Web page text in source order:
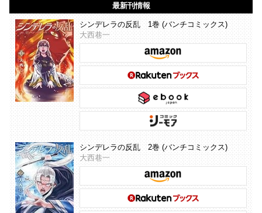
最新刊情報
シンデレラの反乱 1巻 (バンチコミックス)
大西巷一
シンデレラの反乱 2巻 (バンチコミックス)
大西巷一